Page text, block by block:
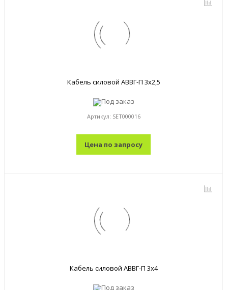
Кабель силовой АВВГ-П 3x2,5
Под заказ
Артикул: SET000016
Цена по запросу
Кабель силовой АВВГ-П 3x4
Под заказ